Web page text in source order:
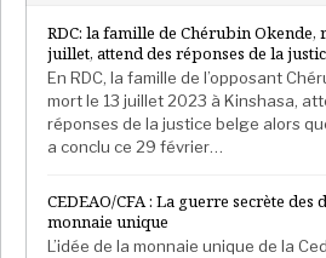
RDC: la famille de Chérubin
juillet, attend des réponses de la
En RDC, la famille de l’opposant
mort le 13 juillet 2023 à Kinshasa,
réponses de la justice belge alors
a conclu ce 29 février…
CEDEAO/CFA : La guerre secrète
monnaie unique
L’idée de la monnaie unique de la